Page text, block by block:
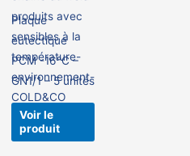
Plaque
eutectique
PCM -16°C –
GN1/1 – 5 unités
Voir le
produit